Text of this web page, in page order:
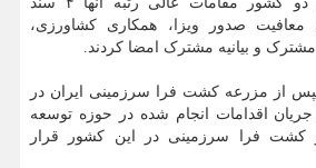
صدور ویزا، همکاری کشاورزی،
و بیانیه مشترک امضا کردند.
از مزرعه کشت فرا سرزمینی ایران در
جریان اقدامات انجام شده در حوزه توسعه
کشت فرا سرزمینی در این کشور قرار